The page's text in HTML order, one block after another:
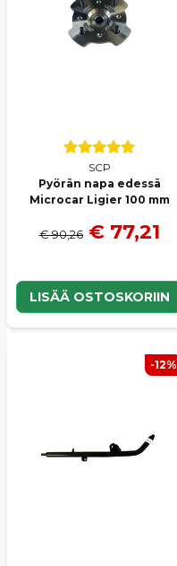
SCP
Pyörän napa edessä
Microcar Ligier 100 mm
€ 90,26 € 77,21
LISÄÄ OSTOSKORIIN
-12%